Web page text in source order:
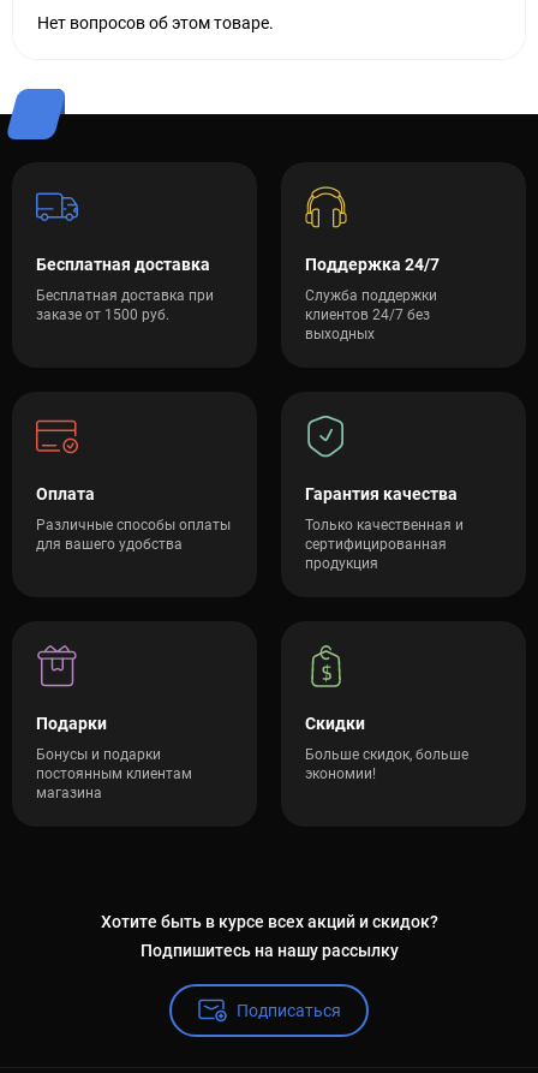
Нет вопросов об этом товаре.
Бесплатная доставка
Бесплатная доставка при
заказе от 1500 руб.
Поддержка 24/7
Служба поддержки
клиентов 24/7 без
выходных
Оплата
Различные способы оплаты
для вашего удобства
Гарантия качества
Только качественная и
сертифицированная
продукция
Подарки
Бонусы и подарки
постоянным клиентам
магазина
Скидки
Больше скидок, больше
экономии!
Хотите быть в курсе всех акций и скидок?
Подпишитесь на нашу рассылку
Подписаться